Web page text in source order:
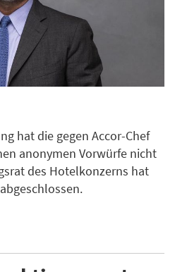
hat die gegen Accor-Chef
anonymen Vorwürfe nicht
des Hotelkonzerns hat